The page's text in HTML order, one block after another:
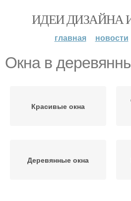
ИДЕИ ДИЗАЙНА
главная новости
Окна в
Красивые окна
Деревянные окна